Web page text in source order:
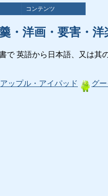
コンテンツ
・洋画・要害・
で 英語から日本語、又は
アップル・アイパッド グ